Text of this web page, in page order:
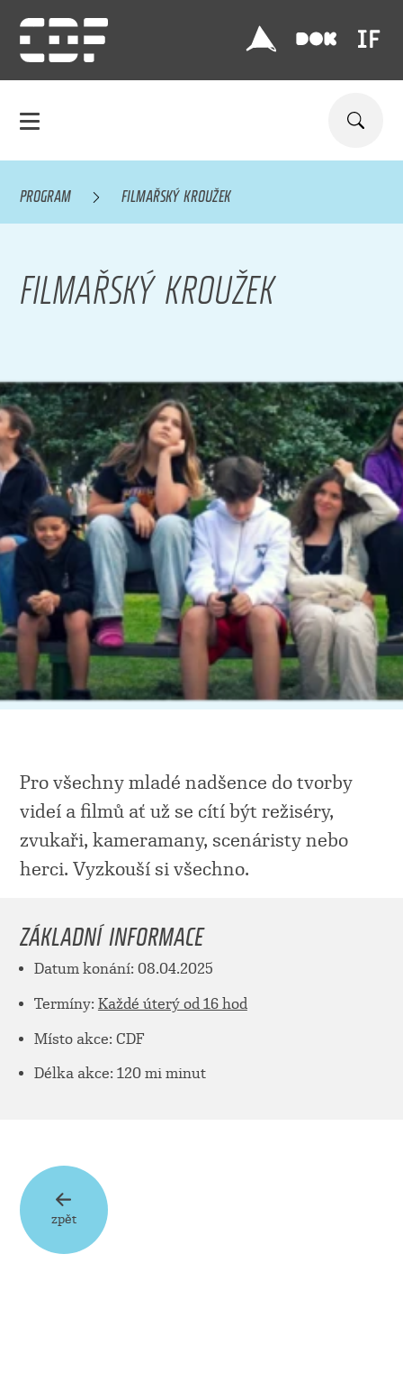
PROGRAM FILMAŘSKÝ KROUŽEK
FILMAŘSKÝ KROUŽEK
Pro všechny mladé nadšence do tvorby
videí a filmů ať už se cítí být režiséry,
zvukaři, kameramany, scenáristy nebo
herci. Vyzkouší si všechno.
ZÁKLADNÍ INFORMACE
Datum konání: 08.04.2025
Termíny: Každé úterý od 16 hod
Místo akce: CDF
Délka akce: 120 mi minut
zpět